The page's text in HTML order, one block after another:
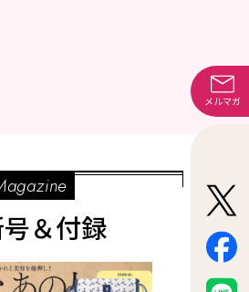
＆付録
メルマガ